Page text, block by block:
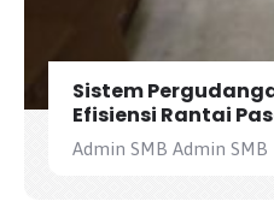
Sistem
Efisiensi Rantai
Admin SMB Admin SMB